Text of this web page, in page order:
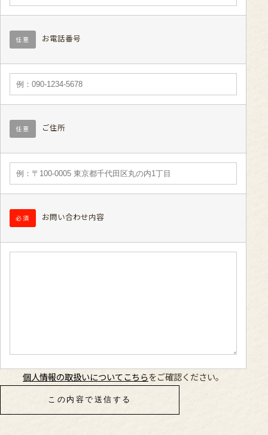
お電話番号
任意
ご住所
任意
お問い合わせ内容
必須
個人情報の取扱いについてこちらをご確認ください。